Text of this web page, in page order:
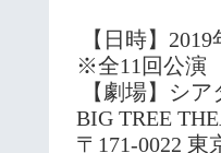
【日時】
※全11回公演
【劇場】シ
BIG TREE
〒171-0022